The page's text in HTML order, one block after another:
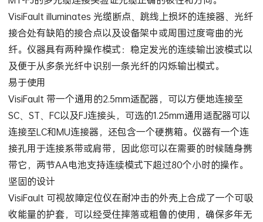
VisiFault illuminates 光缆断点、跳线上损坏的连接器、光纤
接合处有缺陷的接合点以及设备架中或周围过度弯曲的光
纤。仪器具有两种操作模式：稳定发光的连续输出波模式以
及便于从多条光纤中识别一条光纤的闪烁输出模式。
易于使用
VisiFault 带一个通用的2.5mm适配器，可以方便地连接至
SC、ST、FC以及FJ连接头，可选的1.25mm通用适配器可以
连接至LC和MU连接器，还包含一个硬携箱。仪器有一个连
接孔用于连接系带或肩带，因此您可以在需要的时候随身携
带它，两节AA电池支持连续模式下超过80个小时的操作。
坚固的设计
VisiFault 可视故障定位仪在耐冲击的外壳上合成了一个可吸
收能量的护套，可以经受住摔落或粗鲁的使用，确保多年无